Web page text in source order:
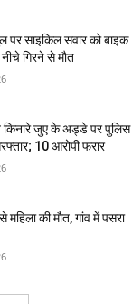
पर साइकिल सवार को बाइक
गिरने से मौत
किनारे जुए के अड्डे पर पुलिस
10 आरोपी फरार
की मौत, गांव में पसरा